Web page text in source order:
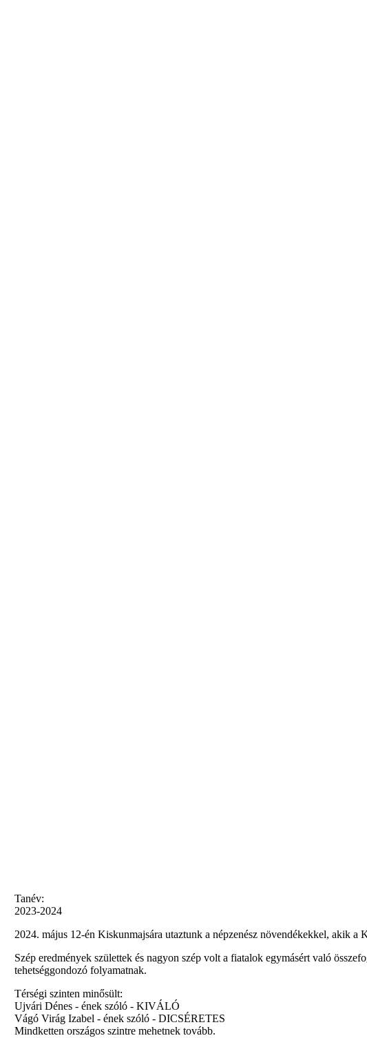
Tanév:
2023-2024
2024. május 12-én Kiskunmajsára utaztunk a népzenész növendékekkel, akik
Szép eredmények születtek és nagyon szép volt a fiatalok egymásért való
tehetséggondozó folyamatnak.
Térségi szinten minősült:
Ujvári Dénes - ének szóló - KIVÁLÓ
Vágó Virág Izabel - ének szóló - DICSÉRETES
Mindketten országos szintre mehetnek tovább.